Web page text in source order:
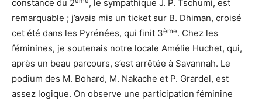
constance du 2
, le sympathique J. P. Tschumi, est
remarquable ; j’avais mis un ticket sur B. Dhiman, croisé
cet été dans les Pyrénées, qui finit 3ème. Chez les
féminines, je soutenais notre locale Amélie Huchet, qui,
après un beau parcours, s’est arrêtée à Savannah. Le
podium des M. Bohard, M. Nakache et P. Grardel, est
assez logique. On observe une participation féminine